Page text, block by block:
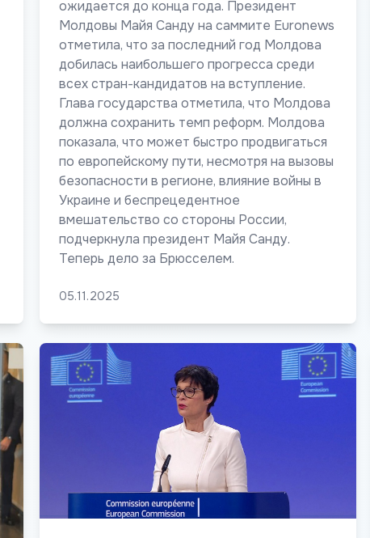
ожидается до конца года. Президент
Молдовы Майя Санду на саммите Euronews
отметила, что за последний год Молдова
добилась наибольшего прогресса среди
всех стран-кандидатов на вступление.
Глава государства отметила, что Молдова
должна сохранить темп реформ. Молдова
показала, что может быстро продвигаться
по европейскому пути, несмотря на вызовы
безопасности в регионе, влияние войны в
Украине и беспрецедентное
вмешательство со стороны России,
подчеркнула президент Майя Санду.
Теперь дело за Брюсселем.
05.11.2025